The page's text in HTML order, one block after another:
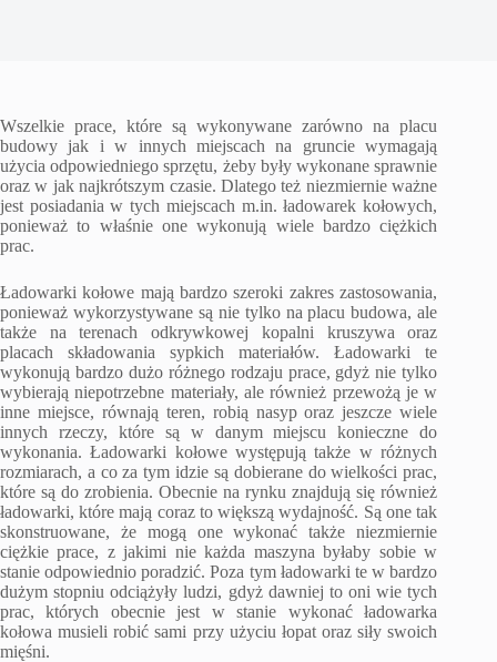
Wszelkie prace, które są wykonywane zarówno na placu
budowy jak i w innych miejscach na gruncie wymagają
użycia odpowiedniego sprzętu, żeby były wykonane sprawnie
oraz w jak najkrótszym czasie. Dlatego też niezmiernie ważne
jest posiadania w tych miejscach m.in. ładowarek kołowych,
ponieważ to właśnie one wykonują wiele bardzo ciężkich
prac.
Ładowarki kołowe mają bardzo szeroki zakres zastosowania,
ponieważ wykorzystywane są nie tylko na placu budowa, ale
także na terenach odkrywkowej kopalni kruszywa oraz
placach składowania sypkich materiałów. Ładowarki te
wykonują bardzo dużo różnego rodzaju prace, gdyż nie tylko
wybierają niepotrzebne materiały, ale również przewożą je w
inne miejsce, równają teren, robią nasyp oraz jeszcze wiele
innych rzeczy, które są w danym miejscu konieczne do
wykonania. Ładowarki kołowe występują także w różnych
rozmiarach, a co za tym idzie są dobierane do wielkości prac,
które są do zrobienia. Obecnie na rynku znajdują się również
ładowarki, które mają coraz to większą wydajność. Są one tak
skonstruowane, że mogą one wykonać także niezmiernie
ciężkie prace, z jakimi nie każda maszyna byłaby sobie w
stanie odpowiednio poradzić. Poza tym ładowarki te w bardzo
dużym stopniu odciążyły ludzi, gdyż dawniej to oni wie tych
prac, których obecnie jest w stanie wykonać ładowarka
kołowa musieli robić sami przy użyciu łopat oraz siły swoich
mięśni.